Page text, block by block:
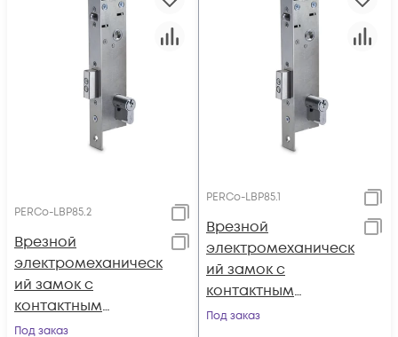
PERCo-LBP85.2
Врезной
электромеханическ
ий замок с
контактным
устройством для
Под заказ
PERCo-LBP85.1
Врезной
электромеханическ
ий замок с
контактным
устройством для
Под заказ